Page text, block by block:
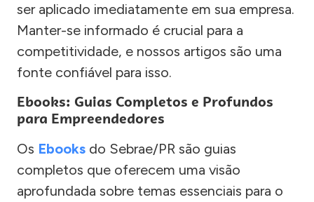
ser aplicado imediatamente em sua empresa.
Manter-se informado é crucial para a
competitividade, e nossos artigos são uma
fonte confiável para isso.
Ebooks: Guias Completos e Profundos
para Empreendedores
Os Ebooks do Sebrae/PR são guias
completos que oferecem uma visão
aprofundada sobre temas essenciais para o